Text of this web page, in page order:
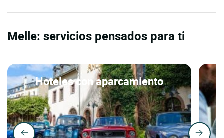
Melle: servicios pensados para ti
Hoteles con aparcamiento